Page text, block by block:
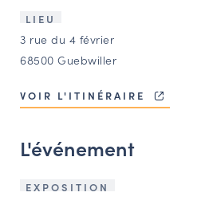
Ressources
OFFRES D’EMPLOI ET
OUTILS EN LIGNE
Espace
LIEU
3 rue du 4 février
68500 Guebwiller
VOIR L'ITINÉRAIRE
L'événement
EXPOSITION